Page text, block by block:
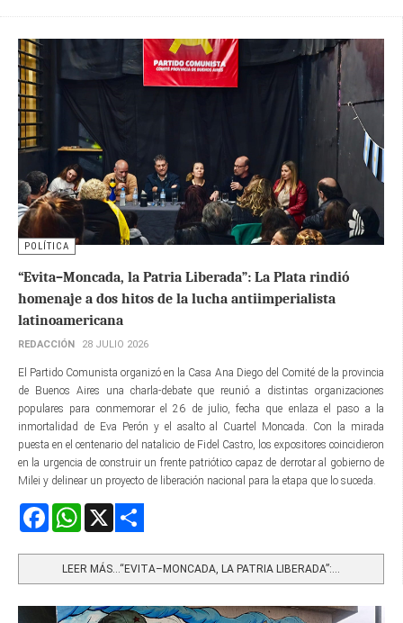
POLÍTICA
“Evita–Moncada, la Patria Liberada”: La Plata rindió
homenaje a dos hitos de la lucha antiimperialista
latinoamericana
REDACCIÓN 28 JULIO 2026
El Partido Comunista organizó en la Casa Ana Diego del Comité de la provincia
de Buenos Aires una charla-debate que reunió a distintas organizaciones
populares para conmemorar el 26 de julio, fecha que enlaza el paso a la
inmortalidad de Eva Perón y el asalto al Cuartel Moncada. Con la mirada
puesta en el centenario del natalicio de Fidel Castro, los expositores coincidieron
en la urgencia de construir un frente patriótico capaz de derrotar al gobierno de
Milei y delinear un proyecto de liberación nacional para la etapa que lo suceda.
FacebookWhatsApp
LEER MÁS…“EVITA–MONCADA, LA PATRIA LIBERADA”:...